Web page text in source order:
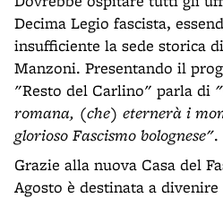
Decima Legio fascista,
insufficiente la sede storica
Manzoni. Presentando il
"Resto del Carlino" parla di
romana, (che) eternerà i
glorioso Fascismo bolognese".
Grazie alla nuova Casa del
Agosto è destinata a